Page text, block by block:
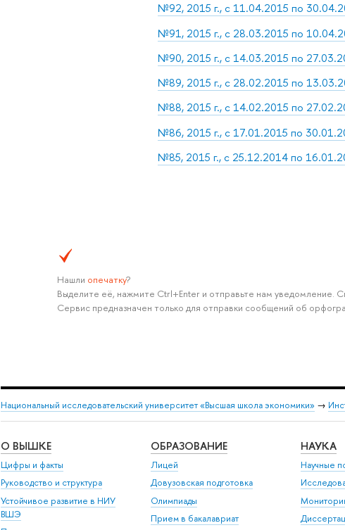
№92, 2015 г., с 11.04.2015 по
№91, 2015 г., с 28.03.2015 по
№90, 2015 г., с 14.03.2015 по
№89, 2015 г., с 28.02.2015 по
№88, 2015 г., с 14.02.2015 по
№86, 2015 г., с 17.01.2015 по
№85, 2015 г., с 25.12.2014 по
Нашли опечатку?
Выделите её, нажмите Ctrl+Enter и отправьте нам уведомление.
Сервис предназначен только для отправки сообщений об
Национальный исследовательский университет «Высшая школа экономики» →
О ВЫШКЕ
Цифры и факты
Руководство и структура
Устойчивое развитие в НИУ
ВШЭ
ОБРАЗОВАНИЕ
Лицей
Довузовская подготовка
Олимпиады
Прием в бакалавриат
НАУКА
Научные